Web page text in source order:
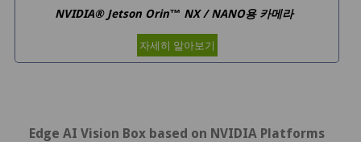
NVIDIA® Jetson Orin™ NX / NANO용 카메라
자세히 알아보기
Edge AI Vision Box based on NVIDIA Platforms